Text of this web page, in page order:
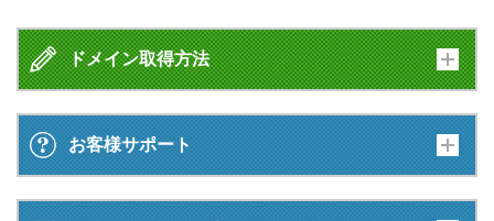
ドメイン取得方法
お客様サポート